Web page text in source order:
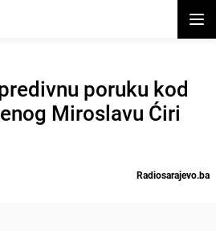
poruku kod
Miroslavu Ćiri
Radiosarajevo.ba